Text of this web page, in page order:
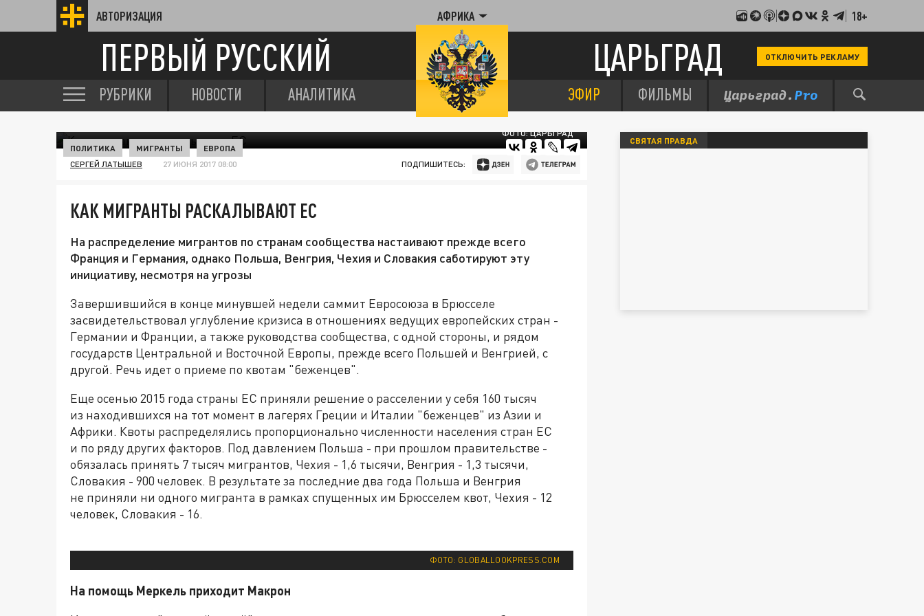
АВТОРИЗАЦИЯ АФРИКА 18+
ПЕРВЫЙ РУССКИЙ ЦАРЬГРАД ОТКЛЮЧИТЬ РЕКЛАМУ
РУБРИКИ НОВОСТИ АНАЛИТИКА ЭФИР ФИЛЬМЫ
ФОТО: ЦАРЬГРАД
ПОЛИТИКА МИГРАНТЫ ЕВРОПА
СЕРГЕЙ ЛАТЫШЕВ 27 ИЮНЯ 2017 08:00 ПОДПИШИТЕСЬ:
КАК МИГРАНТЫ РАСКАЛЫВАЮТ ЕС
На распределение мигрантов по странам сообщества настаивают прежде всего
Франция и Германия, однако Польша, Венгрия, Чехия и Словакия саботируют эту
инициативу, несмотря на угрозы
Завершившийся в конце минувшей недели саммит Евросоюза в Брюсселе
засвидетельствовал углубление кризиса в отношениях ведущих европейских стран -
Германии и Франции, а также руководства сообщества, с одной стороны, и рядом
государств Центральной и Восточной Европы, прежде всего Польшей и Венгрией, с
другой. Речь идет о приеме по квотам "беженцев".
Еще осенью 2015 года страны ЕС приняли решение о расселении у себя 160 тысяч
из находившихся на тот момент в лагерях Греции и Италии "беженцев" из Азии и
Африки. Квоты распределялись пропорционально численности населения стран ЕС
и по ряду других факторов. Под давлением Польша - при прошлом правительстве -
обязалась принять 7 тысяч мигрантов, Чехия - 1,6 тысячи, Венгрия - 1,3 тысячи,
Словакия - 900 человек. В результате за последние два года Польша и Венгрия
не приняли ни одного мигранта в рамках спущенных им Брюсселем квот, Чехия - 12
человек, Словакия - 16.
ФОТО: GLOBALLOOKPRESS.COM
На помощь Меркель приходит Макрон
СВЯТАЯ ПРАВДА